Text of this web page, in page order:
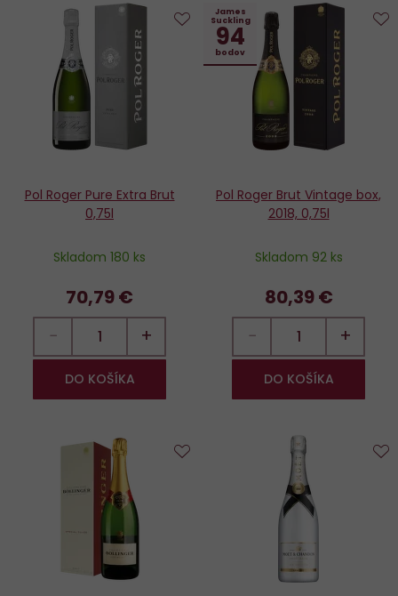
Pol Roger Pure Extra Brut
0,75l
Skladom 180 ks
70,79 €
− +
DO KOŠÍKA
obľúbených
James
Suckling
94
bodov
Pol Roger Brut Vintage box,
2018, 0,75l
Skladom 92 ks
80,39 €
− +
DO KOŠÍKA